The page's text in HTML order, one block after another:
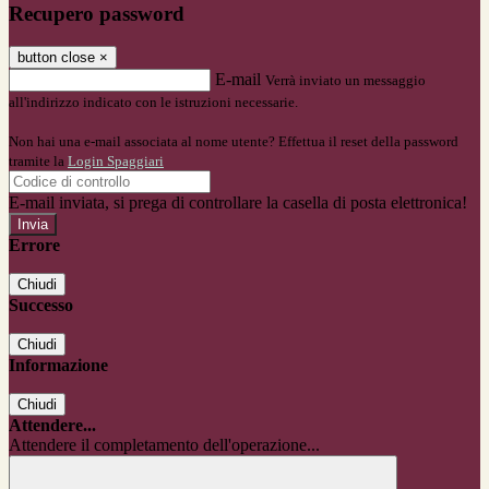
Recupero password
button close ×
E-mail Verrà inviato un messaggio
all'indirizzo indicato con le istruzioni necessarie.
Non hai una e-mail associata al nome utente? Effettua il reset della password
tramite la Login Spaggiari
E-mail inviata, si prega di controllare la casella di posta elettronica!
Errore
Chiudi
Successo
Chiudi
Informazione
Chiudi
Attendere...
Attendere il completamento dell'operazione...